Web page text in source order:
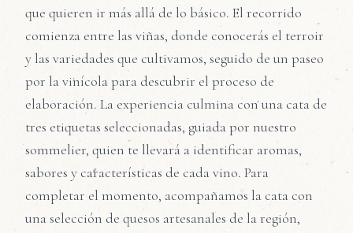
que quieren ir más allá de lo básico. El recorrido
comienza entre las viñas, donde conocerás el terroir
y las variedades que cultivamos, seguido de un paseo
por la vinícola para descubrir el proceso de
elaboración. La experiencia culmina con una cata de
tres etiquetas seleccionadas, guiada por nuestro
sommelier, quien te llevará a identificar aromas,
sabores y características de cada vino. Para
completar el momento, acompañamos la cata con
una selección de quesos artesanales de la región,